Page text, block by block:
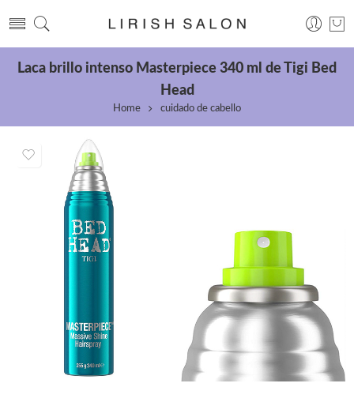
Laca brillo intenso Masterpiece 340 ml de Tigi Bed
Head
Home cuidado de cabello